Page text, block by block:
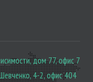
дом 77, офис 7
4-2, офис 404